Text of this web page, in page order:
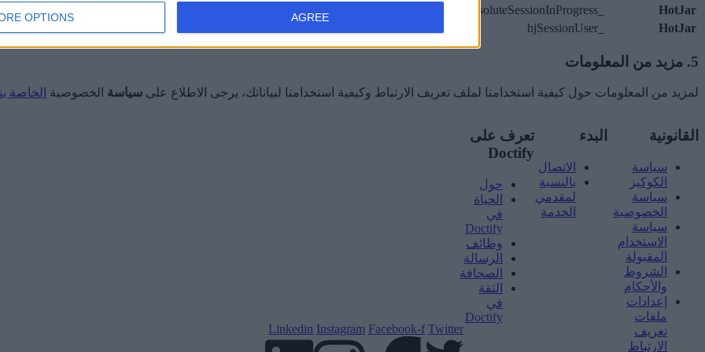
OPTIONS AGREE
HotJar يكتشف جلسة عرض الصفحة الأولى للمستخدم.
HotJar
يتتبع استخدام الزائر للموقع لفترة زمنية تصل إلى سنة.
5. مزيد من المعلومات
لمزيد من المعلومات حول كيفية استخدامنا لملف تعريف الارتباط وكيفية استخدامنا لبياناتك، يرجى الاطلاع على سياسة الخصوصية الخاصة
Twitter
Facebook-f
Instagram
Linkedin
تعرف على
Doctify
حول
الحياة
في
Doctify
وظائف
الرسالة
الصحافة
الثقة
في
Doctify
البدء
الاتصال
بالنسبة
لمقدمي
الخدمة
القانونية
سياسة
الكوكيز
سياسة
الخصوصية
سياسة
الاستخدام
المقبولة
الشروط
والأحكام
إعدادات
ملفات
تعريف
الارتباط